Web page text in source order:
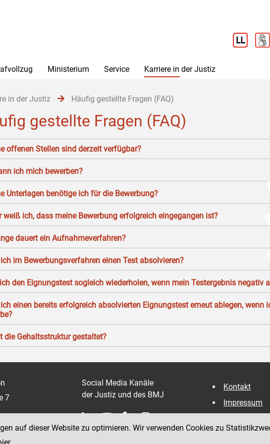
Ministerium Service Karriere in der Justiz
in der Justiz Häufig gestellte Fragen (FAQ)
gestellte Fragen (FAQ)
offenen Stellen sind derzeit verfügbar?
ich mich bewerben?
Unterlagen benötige ich für die Bewerbung?
weiß ich, dass meine Bewerbung erfolgreich eingegangen ist?
dauert ein Aufnahmeverfahren?
im Bewerbungsverfahren einen Test absolvieren?
den Eignungstest sogleich wiederholen, wenn mein Testergebnis negativ
einen bereits erfolgreich absolvierten Eignungstest erneut ablegen, wenn
die Gehaltsstruktur gestaltet?
7
Social Media Kanäle
der Justiz und des BMJ
Kontakt
Impressum
auf dieser Website zu optimieren. Wir verwenden Cookies zu